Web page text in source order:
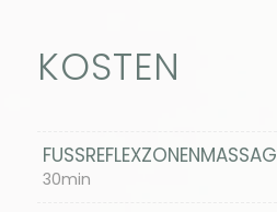
KOSTEN
FUSSREFLEXZONENMASSAGE
30min